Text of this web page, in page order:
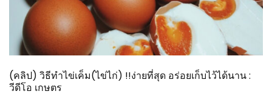
(คลิป) วิธีทำไข่เค็ม(ไข่ไก่) !!ง่ายที่สุด อร่อยเก็บไว้ได้นาน :
วีดีโอ เกษตร